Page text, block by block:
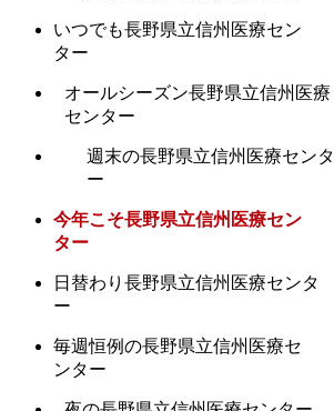
いつでも長野県立信州医療セン
ター
オールシーズン長野県立信州医療
センター
週末の長野県立信州医療センタ
ー
今年こそ長野県立信州医療セン
ター
日替わり長野県立信州医療センタ
ー
毎週恒例の長野県立信州医療セ
ンター